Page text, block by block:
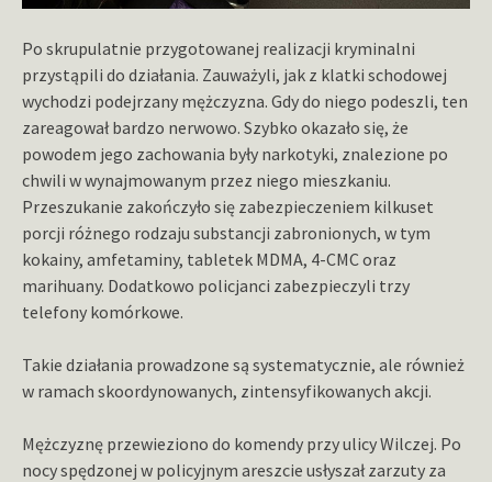
Po skrupulatnie przygotowanej realizacji kryminalni
przystąpili do działania. Zauważyli, jak z klatki schodowej
wychodzi podejrzany mężczyzna. Gdy do niego podeszli, ten
zareagował bardzo nerwowo. Szybko okazało się, że
powodem jego zachowania były narkotyki, znalezione po
chwili w wynajmowanym przez niego mieszkaniu.
Przeszukanie zakończyło się zabezpieczeniem kilkuset
porcji różnego rodzaju substancji zabronionych, w tym
kokainy, amfetaminy, tabletek MDMA, 4-CMC oraz
marihuany. Dodatkowo policjanci zabezpieczyli trzy
telefony komórkowe.
Takie działania prowadzone są systematycznie, ale również
w ramach skoordynowanych, zintensyfikowanych akcji.
Mężczyznę przewieziono do komendy przy ulicy Wilczej. Po
nocy spędzonej w policyjnym areszcie usłyszał zarzuty za